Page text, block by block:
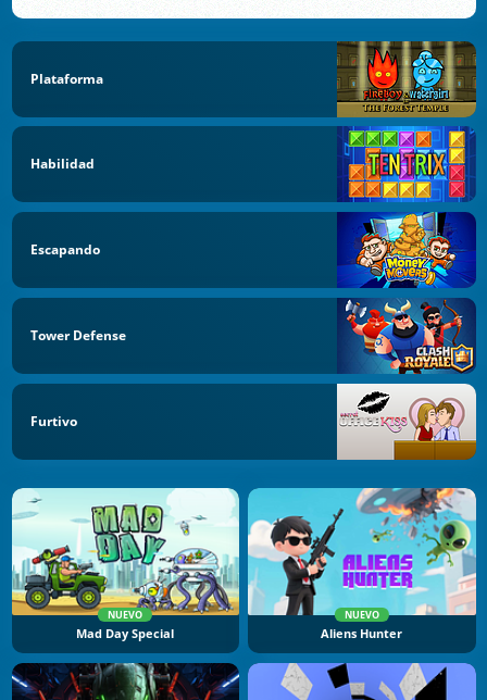
Plataforma
Habilidad
Escapando
Tower Defense
Furtivo
NUEVO
Mad Day Special
NUEVO
Aliens Hunter